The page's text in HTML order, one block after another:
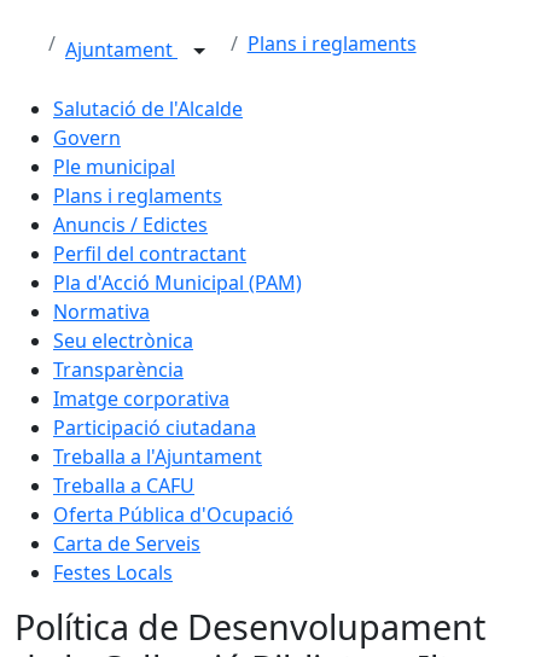
Ajuntament Plans i reglaments
Salutació de l'Alcalde
Govern
Ple municipal
Plans i reglaments
Anuncis / Edictes
Perfil del contractant
Pla d'Acció Municipal (PAM)
Normativa
Seu electrònica
Transparència
Imatge corporativa
Participació ciutadana
Treballa a l'Ajuntament
Treballa a CAFU
Oferta Pública d'Ocupació
Carta de Serveis
Festes Locals
Política de Desenvolupament